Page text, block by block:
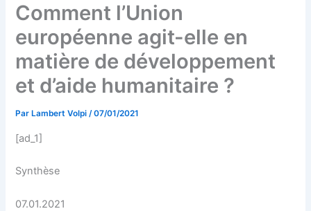
Comment l’Union
européenne agit-elle en
matière de développement
et d’aide humanitaire ?
Par Lambert Volpi/07/01/2021
[ad_1]
Synthèse
07.01.2021